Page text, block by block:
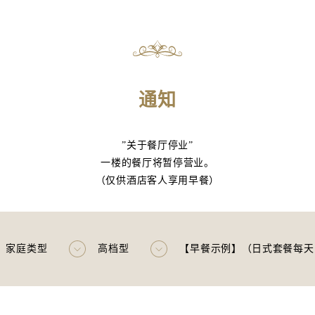
通知
”关于餐厅停业”
一楼的餐厅将暂停营业。
（仅供酒店客人享用早餐）
家庭类型 高档型 【早餐示例】（日式套餐每